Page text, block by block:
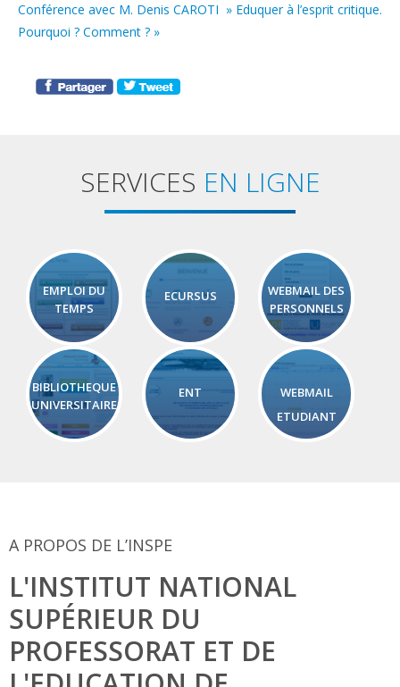
Conférence avec M. Denis CAROTI » Eduquer à l’esprit critique.
Pourquoi ? Comment ? »
SERVICES EN LIGNE
EMPLOI DU
TEMPS
ECURSUS
WEBMAIL DES
PERSONNELS
BIBLIOTHEQUE
UNIVERSITAIRE
ENT
WEBMAIL
ETUDIANT
A PROPOS DE L’INSPE
L'INSTITUT NATIONAL
SUPÉRIEUR DU
PROFESSORAT ET DE